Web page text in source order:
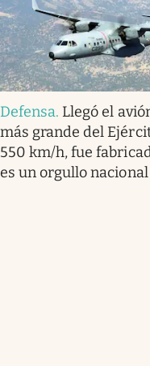
Defensa. Llegó el
más grande del
550 km/h, fue
es un orgullo nacional